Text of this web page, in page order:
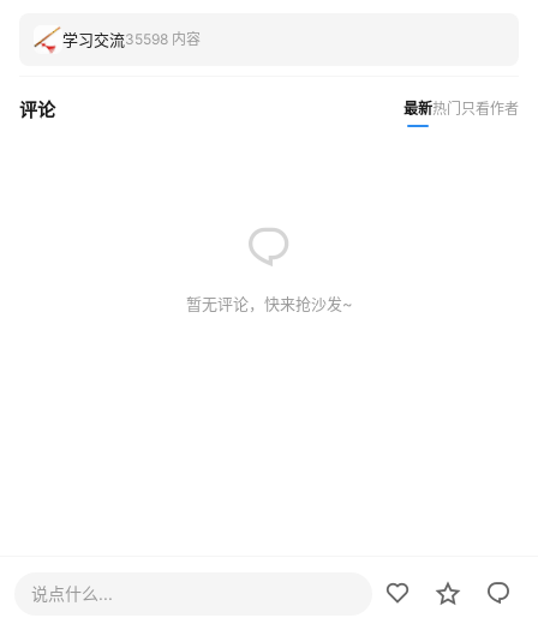
学习交流35598 内容
评论 最新热门 只看作者
暂无评论，快来抢沙发~
说点什么...